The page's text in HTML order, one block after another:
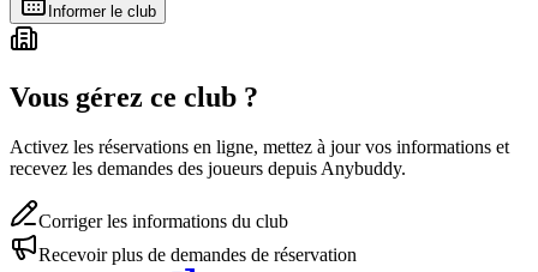
Informer le club
Vous gérez ce club ?
Activez les réservations en ligne, mettez à jour vos informations et
recevez les demandes des joueurs depuis Anybuddy.
Corriger les informations du club
Recevoir plus de demandes de réservation